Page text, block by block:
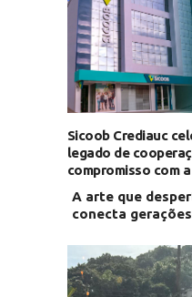
Sicoob Crediauc
legado de
compromisso com
A arte que
conecta gerações